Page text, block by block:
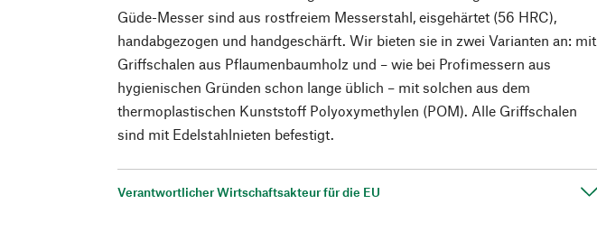
Güde-Messer sind aus rostfreiem Messerstahl, eisgehärtet (56 HRC),
handabgezogen und handgeschärft. Wir bieten sie in zwei Varianten an: mit
Griffschalen aus Pflaumenbaumholz und – wie bei Profimessern aus
hygienischen Gründen schon lange üblich – mit solchen aus dem
thermoplastischen Kunststoff Polyoxymethylen (POM). Alle Griffschalen
sind mit Edelstahlnieten befestigt.
Verantwortlicher Wirtschaftsakteur für die EU